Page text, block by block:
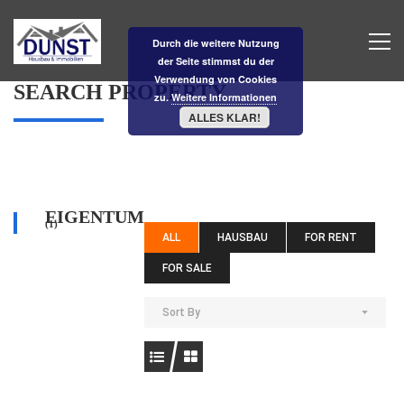
SEARCH PROPERTY
EIGENTUM
(1)
ALL HAUSBAU FOR RENT
FOR SALE
Sort By
Durch die weitere Nutzung
der Seite stimmst du der
Verwendung von Cookies
zu.Weitere Informationen
ALLES KLAR!